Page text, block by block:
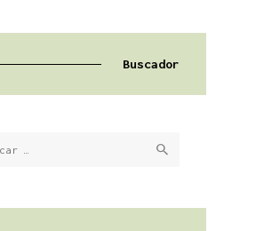
Buscador